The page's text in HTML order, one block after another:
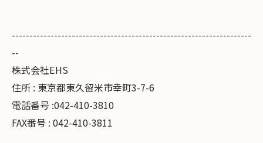
--------------------------------------------------------------------
--
株式会社EHS
住所 : 東京都東久留米市幸町3-7-6
電話番号 :042-410-3810
FAX番号 : 042-410-3811